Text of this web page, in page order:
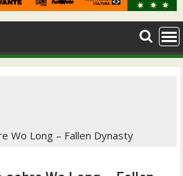
Wo Long – Fallen Dynasty